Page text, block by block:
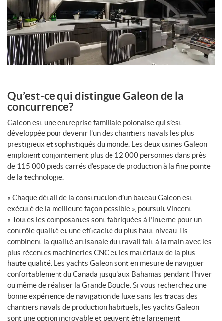
Qu’est-ce qui distingue Galeon de la
concurrence?
Galeon est une entreprise familiale polonaise qui s’est
développée pour devenir l’un des chantiers navals les plus
prestigieux et sophistiqués du monde. Les deux usines Galeon
emploient conjointement plus de 12 000 personnes dans près
de 115 000 pieds carrés d’espace de production à la fine pointe
de la technologie.
« Chaque détail de la construction d’un bateau Galeon est
exécuté de la meilleure façon possible », poursuit Vincent.
« Toutes les composantes sont fabriquées à l’interne pour un
contrôle qualité et une efficacité du plus haut niveau. Ils
combinent la qualité artisanale du travail fait à la main avec les
plus récentes machineries CNC et les matériaux de la plus
haute qualité. Les yachts Galeon sont en mesure de naviguer
confortablement du Canada jusqu’aux Bahamas pendant l’hiver
ou même de réaliser la Grande Boucle. Si vous recherchez une
bonne expérience de navigation de luxe sans les tracas des
chantiers navals de production habituels, les yachts Galeon
sont une option incroyable et peuvent être largement